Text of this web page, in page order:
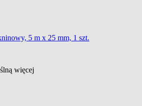
5 m x 25 mm, 1 szt.
więcej